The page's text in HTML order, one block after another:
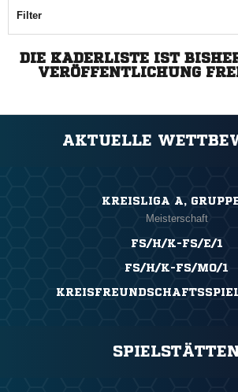
Filter
DIE KADERLISTE IST
VERÖFFENTLICHUNG
AKTUELLE
KREISLIGA A,
Meisterschaft
FS/H/K-FS/E/1
FS/H/K-FS/MO/1